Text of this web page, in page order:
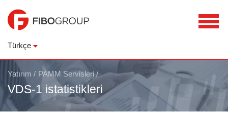
Türkçe
Yatırım / PAMM Servisleri/
VDS-1 istatistikleri